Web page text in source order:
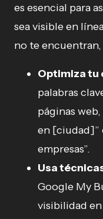
es esencial para
sea visible en
no te
Optimiza tu
palabras
páginas
en [ciudad]”
empresas”.
Usa
Google My
visibilidad